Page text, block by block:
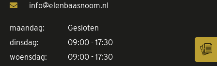
info@elenbaasnoom.nl
maandag:
Gesloten
dinsdag:
09:00 - 17:30
woensdag:
09:00 - 17:30